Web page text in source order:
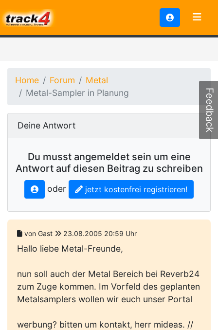
Home Forum
Metal
Metal-Sampler in Planung
Deine Antwort
Du musst angemeldet sein um eine
Antwort auf diesen Beitrag zu schreiben
oder jetzt kostenfrei registrieren!
von Gast 23.08.2005 20:59 Uhr
Hallo liebe Metal-Freunde,
nun soll auch der Metal Bereich bei Reverb24
zum Zuge kommen. Im Vorfeld des geplanten
Metalsamplers wollen wir euch unser Portal
werbung? bitten um kontakt, herr mideas. //
Feedback